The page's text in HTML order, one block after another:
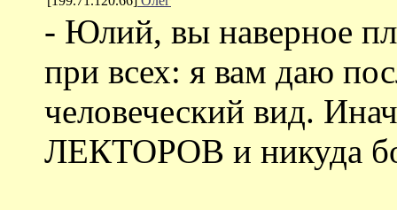
- Юлий, вы наверное
при всех: я вам даю
человеческий вид.
ЛЕКТОРОВ и никуда